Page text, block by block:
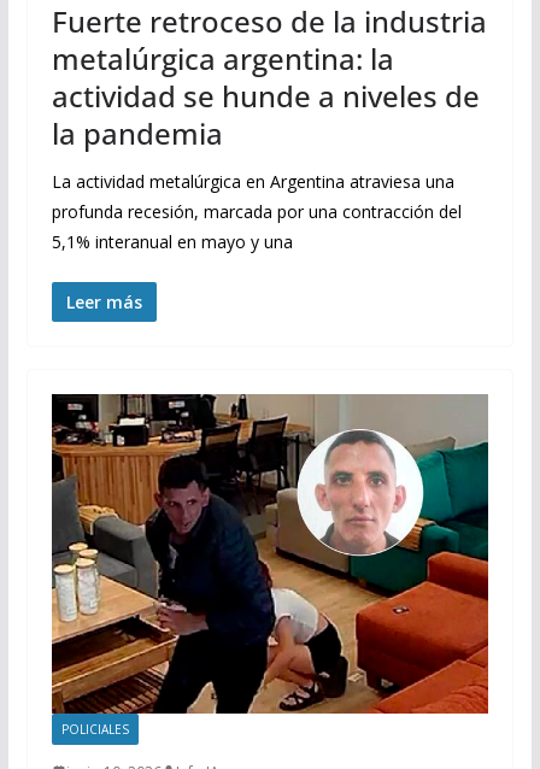
Fuerte retroceso de la industria
metalúrgica argentina: la
actividad se hunde a niveles de
la pandemia
La actividad metalúrgica en Argentina atraviesa una
profunda recesión, marcada por una contracción del
5,1% interanual en mayo y una
Leer más
POLICIALES